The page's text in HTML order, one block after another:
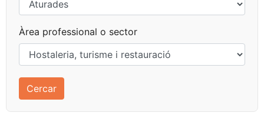
Àrea professional o sector